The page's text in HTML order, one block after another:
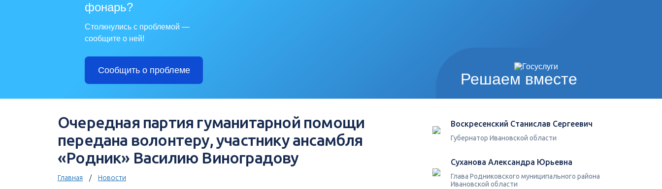
Решаем вместе
фонарь?
Столкнулись с проблемой —
сообщите о ней!
Сообщить о проблеме
Очередная партия гуманитарной помощи
передана волонтеру, участнику ансамбля
«Родник» Василию Виноградову
Главная Новости
Воскресенский Станислав Сергеевич
Губернатор Ивановской области
Суханова Александра Юрьевна
Глава Родниковского муниципального района
Ивановской области